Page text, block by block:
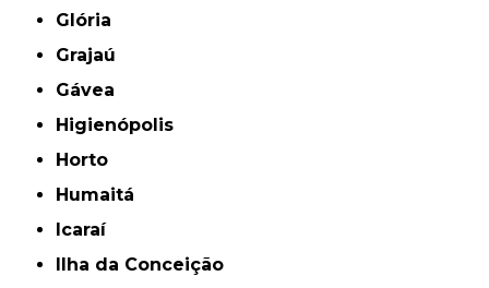
Glória
Grajaú
Gávea
Higienópolis
Horto
Humaitá
Icaraí
Ilha da Conceição